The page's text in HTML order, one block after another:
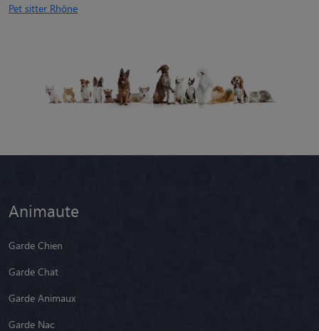
Pet sitter Rhône
Animaute
Garde Chien
Garde Chat
Garde Animaux
Garde Nac